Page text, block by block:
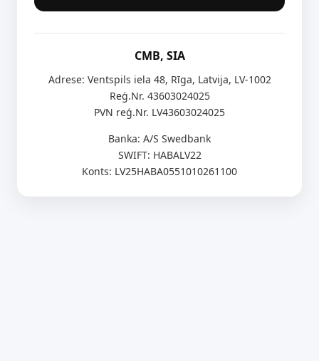
CMB, SIA
Adrese: Ventspils iela 48, Rīga, Latvija, LV-1002
Reģ.Nr. 43603024025
PVN reģ.Nr. LV43603024025
Banka: A/S Swedbank
SWIFT: HABALV22
Konts: LV25HABA0551010261100